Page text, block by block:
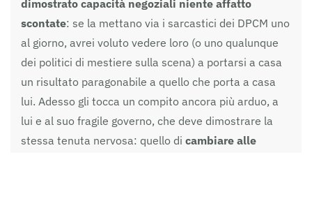
dimostrato capacità negoziali niente affatto
scontate: se la mettano via i sarcastici dei DPCM uno
al giorno, avrei voluto vedere loro (o uno qualunque
dei politici di mestiere sulla scena) a portarsi a casa
un risultato paragonabile a quello che porta a casa
lui. Adesso gli tocca un compito ancora più arduo, a
lui e al suo fragile governo, che deve dimostrare la
stessa tenuta nervosa: quello di cambiare alle